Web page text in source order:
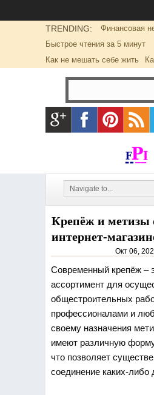
TRENDING:
Финансовая
Быстрое чтения за 5 минут
Как не мешать себе жить
Крепёж и метизы
интернет-
Окт 06,
Современный крепёж –
ассортимент для
общестроительных
профессионалами и
своему назначения
имеют различную
что позволяет
соединение каких-либо